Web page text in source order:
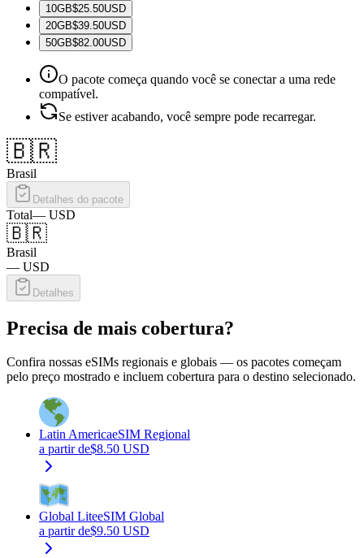
10GB$25.50USD
20GB$39.50USD
50GB$82.00USD
O pacote começa quando você se conectar a uma rede
compatível.
Se estiver acabando, você sempre pode recarregar.
🇧🇷
Brasil
Detalhes do pacote
Total— USD
🇧🇷
Brasil
— USD
Detalhes
Precisa de mais cobertura?
Confira nossas eSIMs regionais e globais — os pacotes começam
pelo preço mostrado e incluem cobertura para o destino selecionado.
Latin AmericaeSIM Regional
a partir de$8.50 USD
Global LiteeSIM Global
a partir de$9.50 USD